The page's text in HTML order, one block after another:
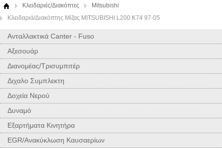
Κλειδαριές/Διακόπτες
Mitsubishi
Κλειδαριά/Διακόπτης Μίζας MITSUBISHI L200 K74 97-05
Ανταλλακτικά Canter - Fuso
Αξεσουάρ
Διανομέας/Τρισυμπιτέρ
Διχαλο Συμπλεκτη
Δοχεία Νερού
Δυναμό
Εξαρτήματα Κινητήρα
EGR/Ανακύκλωση Καυσαερίων